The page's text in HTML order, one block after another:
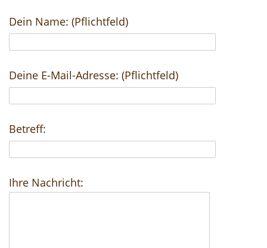
Dein Name: (Pflichtfeld)
Deine E-Mail-Adresse: (Pflichtfeld)
Betreff:
Ihre Nachricht: